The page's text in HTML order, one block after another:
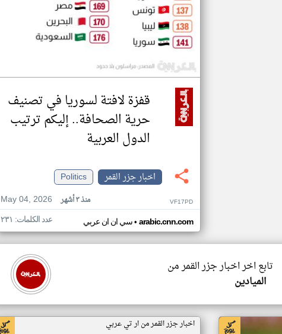
قفزة لافتة لسوريا في تصنيف
حرية الصحافة.. إليكم ترتيب
الدول العربية
اخبار جزر القمر
Politics
May 04, 2026
منذ ٣ أشهر VF17PD
سي ان ان عربي• arabic.cnn.com عدد الكلمات: ٢٣١
تابع اخر اخبار جزر القمر من
الميادين
اخبار جزر القمر من ار تي عربي